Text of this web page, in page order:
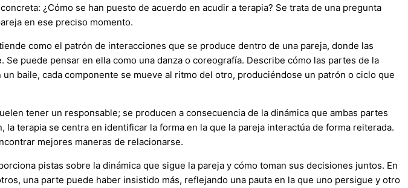
¿Cómo se han puesto de acuerdo en acudir a terapia? Se trata de una pregunta
en ese preciso momento.
como el patrón de interacciones que se produce dentro de una pareja, donde las
puede pensar en ella como una danza o coreografía. Describe cómo las partes de la
baile, cada componente se mueve al ritmo del otro, produciéndose un patrón o ciclo que
tener un responsable; se producen a consecuencia de la dinámica que ambas partes
terapia se centra en identificar la forma en la que la pareja interactúa de forma reiterada.
mejores maneras de relacionarse.
pistas sobre la dinámica que sigue la pareja y cómo toman sus decisiones juntos. En
una parte puede haber insistido más, reflejando una pauta en la que uno persigue y otro